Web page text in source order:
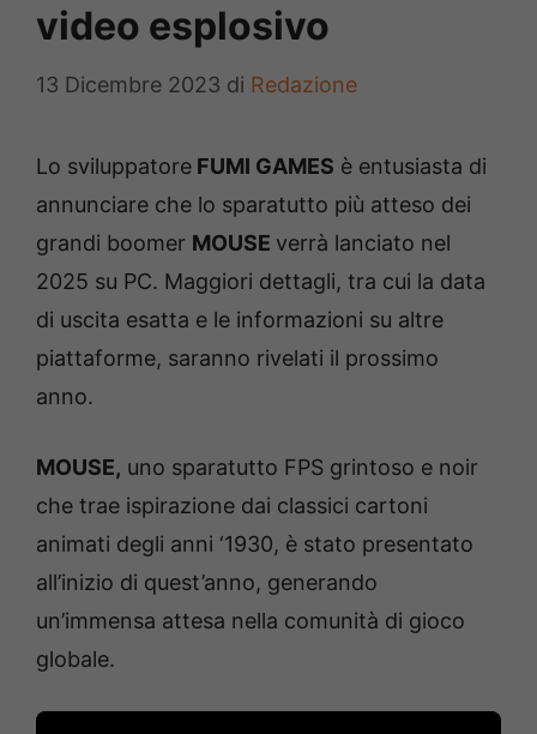
video esplosivo
13 Dicembre 2023 di Redazione
Lo sviluppatore FUMI GAMES è entusiasta di
annunciare che lo sparatutto più atteso dei
grandi boomer MOUSE verrà lanciato nel
2025 su PC. Maggiori dettagli, tra cui la data
di uscita esatta e le informazioni su altre
piattaforme, saranno rivelati il prossimo
anno.
MOUSE, uno sparatutto FPS grintoso e noir
che trae ispirazione dai classici cartoni
animati degli anni ‘1930, è stato presentato
all’inizio di quest’anno, generando
un’immensa attesa nella comunità di gioco
globale.